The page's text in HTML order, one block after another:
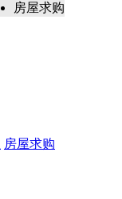
房屋求购
房屋求购